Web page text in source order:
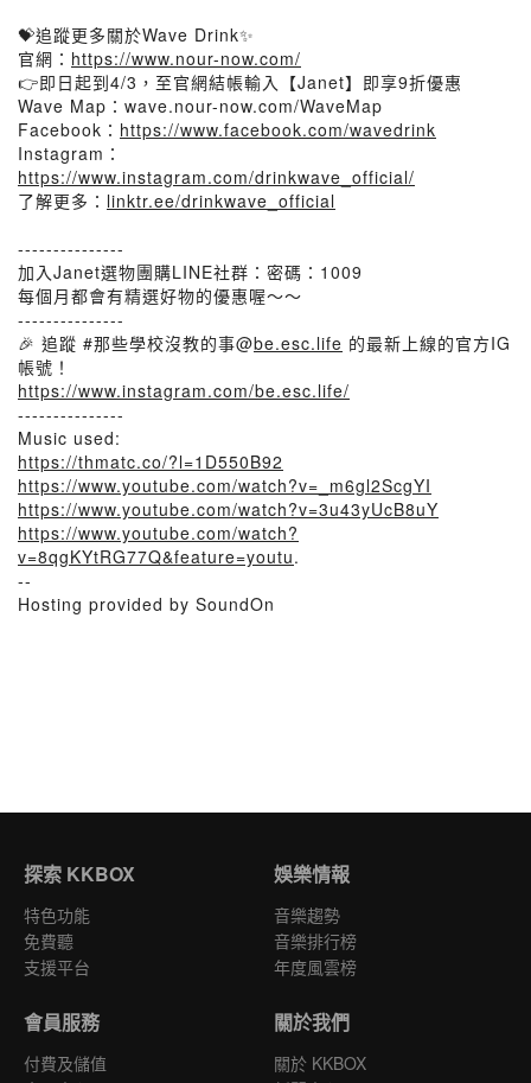
💝追蹤更多關於Wave Drink✨
官網： https://www.nour-now.com/
👉即日起到4/3，至官網結帳輸入【Janet】即享9折優惠
Wave Map：wave.nour-now.com/WaveMap
Facebook： https://www.facebook.com/wavedrink
Instagram：
https://www.instagram.com/drinkwave_official/
了解更多： linktr.ee/drinkwave_official
---------------
加入Janet選物團購LINE社群：密碼：1009
每個月都會有精選好物的優惠喔～～
---------------
🎉 追蹤 #那些學校沒教的事@be.esc.life 的最新上線的官方IG
帳號！
https://www.instagram.com/be.esc.life/
---------------
Music used:
https://thmatc.co/?l=1D550B92
https://www.youtube.com/watch?v=_m6gl2ScgYI
https://www.youtube.com/watch?v=3u43yUcB8uY
https://www.youtube.com/watch?
v=8qgKYtRG77Q&feature=youtu.
--
Hosting provided by SoundOn
探索 KKBOX
特色功能
免費聽
支援平台
娛樂情報
音樂趨勢
音樂排行榜
年度風雲榜
會員服務
付費及儲值
關於我們
關於 KKBOX